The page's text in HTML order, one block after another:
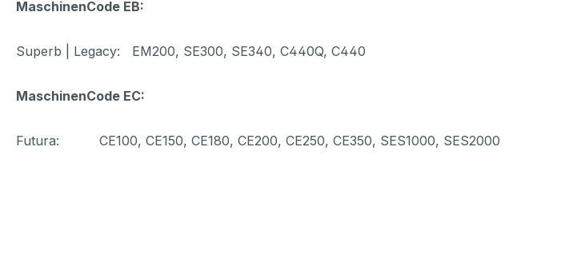
MaschinenCode EB:
Superb | Legacy: EM200, SE300, SE340, C440Q, C440
MaschinenCode EC:
Futura: CE100, CE150, CE180, CE200, CE250, CE350, SES1000, SES2000